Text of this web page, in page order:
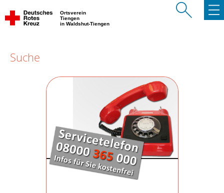
Ortsverein
Tiengen
in Waldshut-Tiengen
Suche